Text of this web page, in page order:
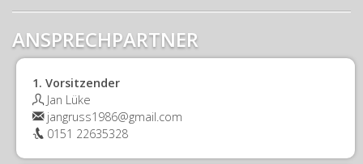
ANSPRECHPARTNER
1. Vorsitzender
Jan Lüke
jangruss1986@gmail.com
0151 22635328